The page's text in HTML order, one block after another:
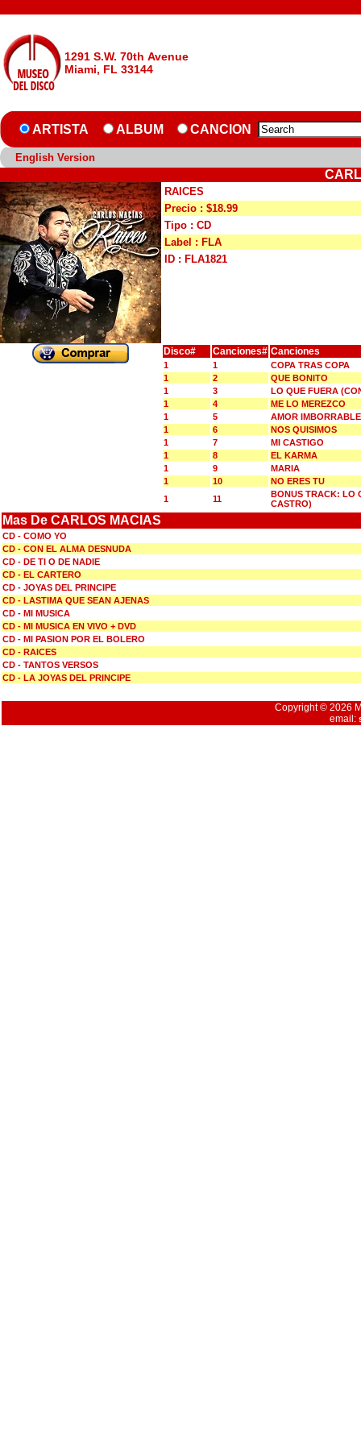
1291 S.W. 70th Avenue
Miami, FL 33144
ARTISTA ALBUM CANCION
English Version
RAICES
Precio : $18.99
Tipo : CD
Label : FLA
ID : FLA1821
Disco# Canciones# Canciones
1 1
COPA TRAS COPA
1
2
QUE BONITO
1
3
LO QUE FUERA
1
4
ME LO MEREZCO
1
5
AMOR IMBORRABLE
1
6
NOS QUISIMOS
1
7
MI CASTIGO
1
8
EL KARMA
1
9
MARIA
1
10
NO ERES TU
1
11
BONUS TRACK: LO
CASTRO)
Mas De CARLOS MACIAS
CD - COMO YO
CD - CON EL ALMA DESNUDA
CD - DE TI O DE NADIE
CD - EL CARTERO
CD - JOYAS DEL PRINCIPE
CD - LASTIMA QUE SEAN AJENAS
CD - MI MUSICA
CD - MI MUSICA EN VIVO + DVD
CD - MI PASION POR EL BOLERO
CD - RAICES
CD - TANTOS VERSOS
CD - LA JOYAS DEL PRINCIPE
Copyright © 2026
email: